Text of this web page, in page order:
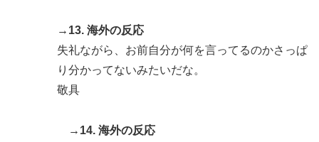
→13. 海外の反応
失礼ながら、お前自分が何を言ってるのかさっぱ
り分かってないみたいだな。
敬具
→14. 海外の反応